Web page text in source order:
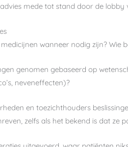
mede tot stand door de
wanneer nodig zijn? Wie
genomen gebaseerd op
neveneffecten)?
en toezichthouders
zelfs als het bekend is dat ze